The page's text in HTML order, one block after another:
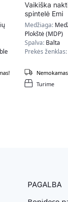
Vaikiška
spintelė Emi
40,5x37x40
rožinės
Medžiaga:
Plokštė (MDP)
Spalva: Balta
Prekės ženklas:
Turime
PAGALBA